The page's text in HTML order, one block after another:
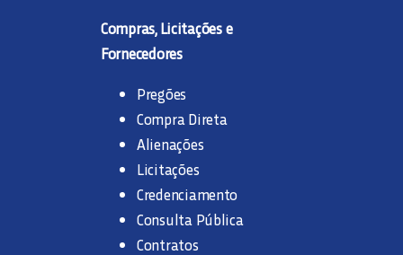
Compras, Licitações e
Fornecedores
Pregões
Compra Direta
Alienações
Licitações
Credenciamento
Consulta Pública
Contratos